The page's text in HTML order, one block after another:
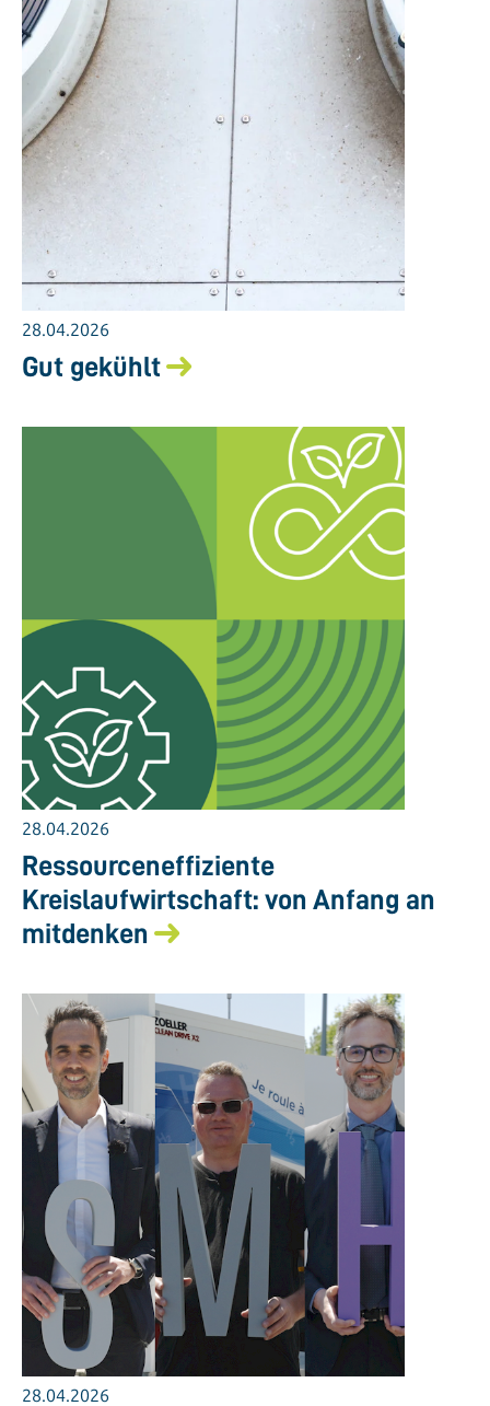
28.04.2026
Gut gekühlt
28.04.2026
Ressourceneffiziente
Kreislaufwirtschaft: von Anfang an
mitdenken
28.04.2026